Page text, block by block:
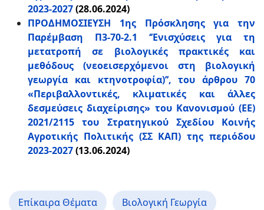
2023-2027(28.06.2024)
ΠΡΟΔΗΜΟΣΙΕΥΣΗ 1ης Πρόσκλησης για την
Παρέμβαση Π3-70-2.1 ‘’Ενισχύσεις για τη
μετατροπή σε βιολογικές πρακτικές και
μεθόδους (νεοεισερχόμενοι στη βιολογική
γεωργία και κτηνοτροφία)’’, του άρθρου 70
«Περιβαλλοντικές, κλιματικές και άλλες
δεσμεύσεις διαχείρισης» του Κανονισμού (ΕΕ)
2021/2115 του Στρατηγικού Σχεδίου Κοινής
Αγροτικής Πολιτικής (ΣΣ ΚΑΠ) της περιόδου
2023-2027(13.06.2024)
Επίκαιρα Θέματα Βιολογική Γεωργία